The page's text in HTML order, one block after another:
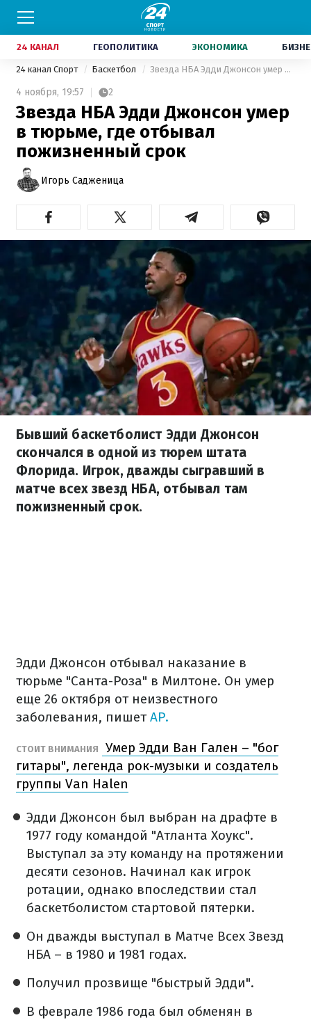
24 КАНАЛ ГЕОПОЛИТИКА ЭКОНОМИКА
24 канал Спорт Баскетбол Звезда НБА Эдди Джонсон умер в тюрьме, где отбывал пожизненный срок
4 ноября, 19:57 2
Звезда НБА Эдди Джонсон умер
в тюрьме, где отбывал
пожизненный срок
Игорь Садженица
Бывший баскетболист Эдди Джонсон
скончался в одной из тюрем штата
Флорида. Игрок, дважды сыгравший в
матче всех звезд НБА, отбывал там
пожизненный срок.
Эдди Джонсон отбывал наказание в
тюрьме "Санта-Роза" в Милтоне. Он умер
еще 26 октября от неизвестного
заболевания, пишетAP.
СТОИТ ВНИМАНИЯ
Умер Эдди Ван Гален – "бог
гитары", легенда рок-музыки и создатель
группы Van Halen
Эдди Джонсон был выбран на драфте в
1977 году командой "Атланта Хоукс".
Выступал за эту команду на протяжении
десяти сезонов. Начинал как игрок
ротации, однако впоследствии стал
баскетболистом стартовой пятерки.
Он дважды выступал в Матче Всех Звезд
НБА – в 1980 и 1981 годах.
Получил прозвище "быстрый Эдди".
В феврале 1986 года был обменян в